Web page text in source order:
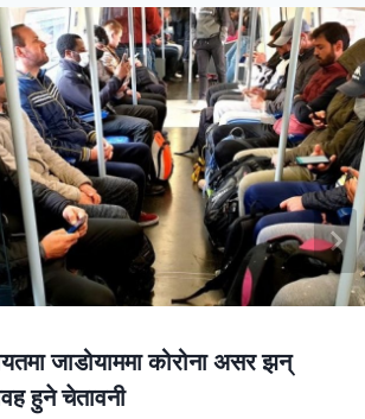
जाडोयाममा कोरोना असर झन्
हुने चेतावनी